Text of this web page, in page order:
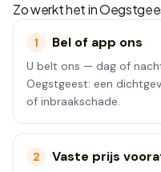
Zo werkt het in
1 Bel of app ons
U belt ons — dag of
Oegstgeest: een
of inbraakschade.
2 Vaste prijs